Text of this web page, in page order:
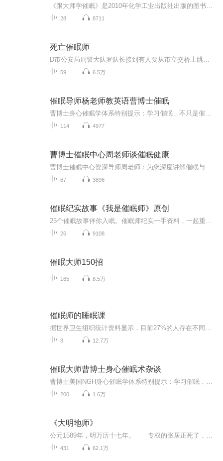
28 8711
死亡催眠师
59 6.5万
催眠导师杨老师教英语曹博士催眠
114 4977
曹博士催眠中心周老师谈催眠健康
67 3896
催眠纪实故事《我是催眠师》原创
26 9108
催眠大师150招
165 8.5万
催眠师的睡眠课
8 12.7万
催眠大师曹博士身心催眠术杂谈
200 1.6万
《大明地师》
431 62.1万